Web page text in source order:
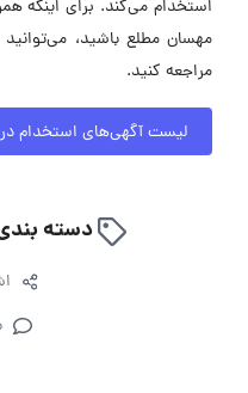
استخدام می‌کند. برای اینکه
مهسان مطلع باشید،
مراجعه کنید.
لیست آگهی‌های استخدام
دسته